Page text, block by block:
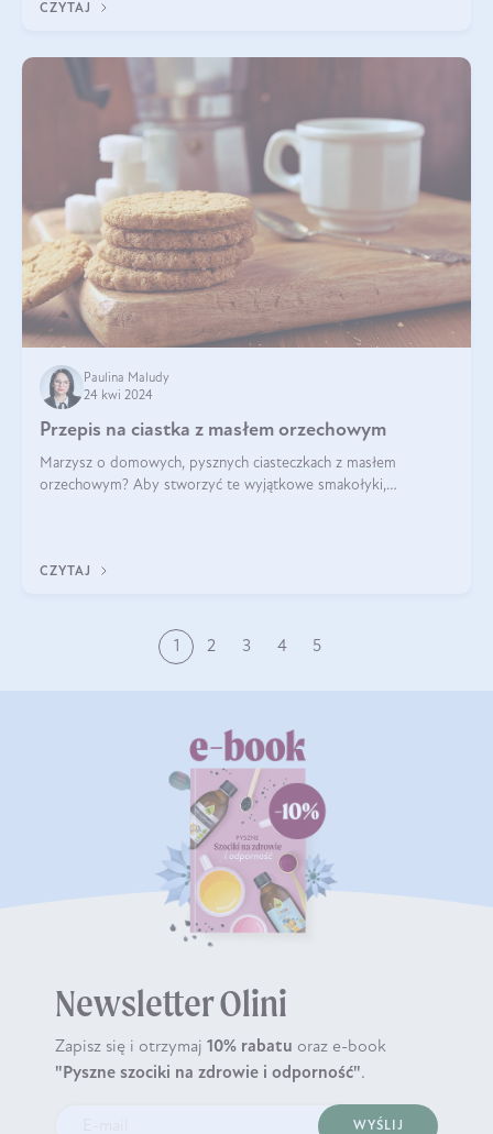
CZYTAJ
Paulina Maludy
24 kwi 2024
Przepis na ciastka z masłem orzechowym
Marzysz o domowych, pysznych ciasteczkach z masłem
orzechowym? Aby stworzyć te wyjątkowe smakołyki,
CZYTAJ
1 2 3 4 5
Newsletter Olini
Zapisz się i otrzymaj 10% rabatu oraz e-book
"Pyszne szociki na zdrowie i odporność".
WYŚLIJ